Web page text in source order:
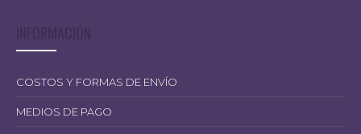
COSTOS Y FORMAS DE ENVÍO
MEDIOS DE PAGO